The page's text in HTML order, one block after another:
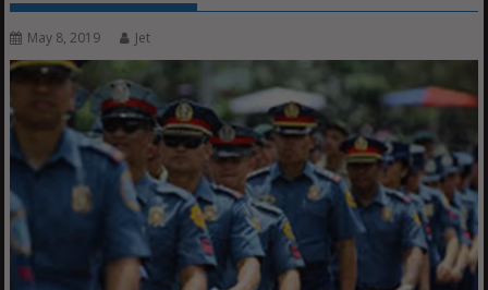
May 8, 2019 Jet